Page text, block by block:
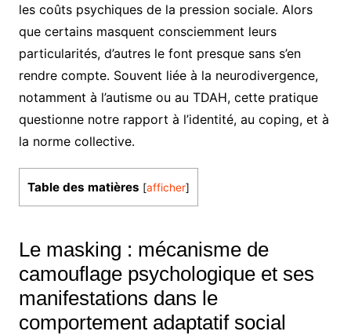
les coûts psychiques de la pression sociale. Alors
que certains masquent consciemment leurs
particularités, d’autres le font presque sans s’en
rendre compte. Souvent liée à la neurodivergence,
notamment à l’autisme ou au TDAH, cette pratique
questionne notre rapport à l’identité, au coping, et à
la norme collective.
Table des matières [afficher]
Le masking : mécanisme de
camouflage psychologique et ses
manifestations dans le
comportement adaptatif social